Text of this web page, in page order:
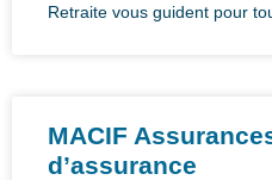
Retraite vous guident pour
MACIF
d’assurance